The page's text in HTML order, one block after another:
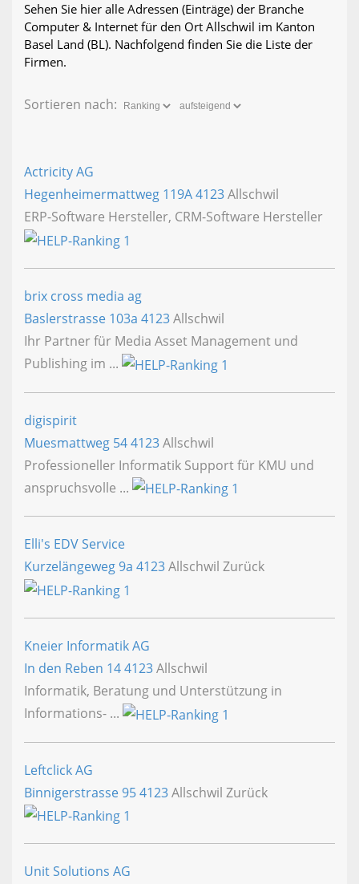
Sehen Sie hier alle Adressen (Einträge) der Branche
Computer & Internet für den Ort Allschwil im Kanton
Basel Land (BL). Nachfolgend finden Sie die Liste der
Firmen.
Sortieren nach:
Actricity AG
Hegenheimermattweg 119A4123Allschwil
ERP-Software Hersteller, CRM-Software Hersteller
brix cross media ag
Baslerstrasse 103a 4123Allschwil
Ihr Partner für Media Asset Management und
Publishing im ...
digispirit
Muesmattweg 544123Allschwil
Professioneller Informatik Support für KMU und
anspruchsvolle ...
Elli's EDV Service
Kurzelängeweg 9a 4123Allschwil Zurück
Kneier Informatik AG
In den Reben 144123Allschwil
Informatik, Beratung und Unterstützung in
Informations- ...
Leftclick AG
Binnigerstrasse 954123Allschwil Zurück
Unit Solutions AG